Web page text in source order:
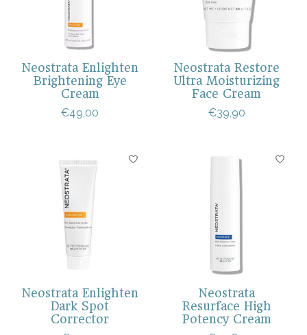
Neostrata Enlighten
Brightening Eye
Cream
€49,00
Neostrata Restore
Ultra Moisturizing
Face Cream
€39,90
Neostrata Enlighten
Dark Spot
Corrector
Neostrata
Resurface High
Potency Cream